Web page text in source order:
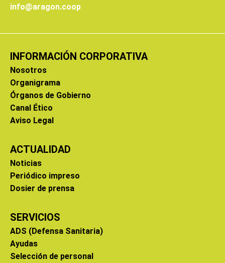
info@aragon.coop
INFORMACIÓN CORPORATIVA
Nosotros
Organigrama
Órganos de Gobierno
Canal Ético
Aviso Legal
ACTUALIDAD
Noticias
Periódico impreso
Dosier de prensa
SERVICIOS
ADS (Defensa Sanitaria)
Ayudas
Selección de personal